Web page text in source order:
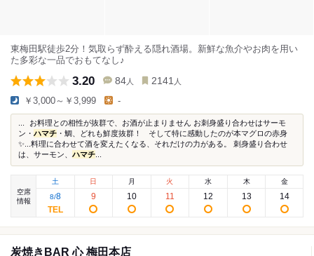
東梅田駅徒歩2分！気取らず酔える隠れ酒場。新鮮な魚介やお肉を用い
た多彩な一品でおもてなし♪
3.20 84 人 2141 人
￥3,000～￥3,999 -
... お料理との相性が抜群で、お酒が止まりません お刺身盛り合わせはサーモ
ン・ ハマチ ・鯛、どれも鮮度抜群！ そして特に感動したのが本マグロの赤身
✨...料理に合わせて酒を変えたくなる、それだけの力がある。 刺身盛り合わせ
は、サーモン、 ハマチ
空席
情報
土
8/8
日
9
月
10
火
11
水
12
木
13
金
14
炭焼きBAR 心 梅田本店